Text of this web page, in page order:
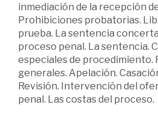
inmediación de la recepción
Prohibiciones probatorias.
prueba. La sentencia
proceso penal. La sentencia.
especiales de procedimiento.
generales. Apelación.
Revisión. Intervención del
penal. Las costas del proceso.